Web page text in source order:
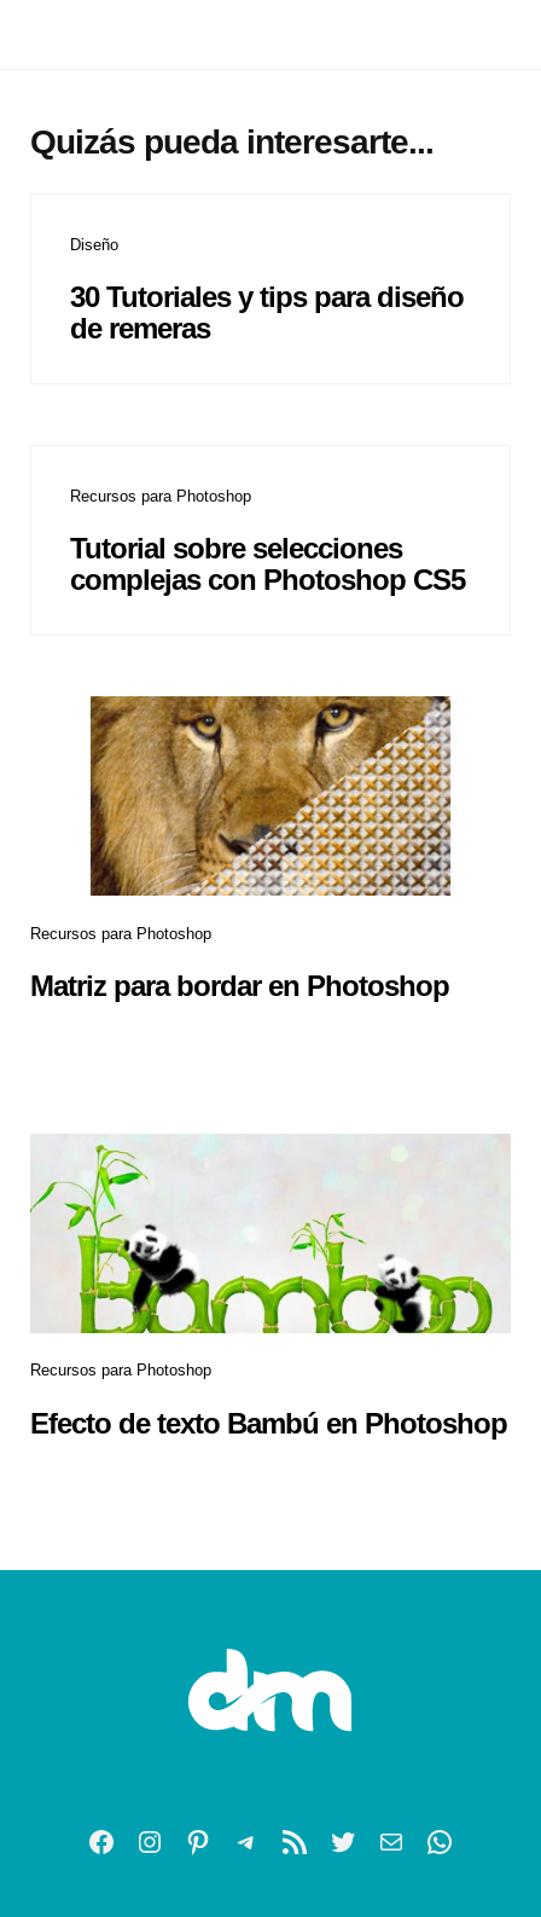
Quizás pueda interesarte...
Diseño
30 Tutoriales y tips para diseño
de remeras
Recursos para Photoshop
Tutorial sobre selecciones
complejas con Photoshop CS5
Recursos para Photoshop
Matriz para bordar en Photoshop
Recursos para Photoshop
Efecto de texto Bambú en Photoshop